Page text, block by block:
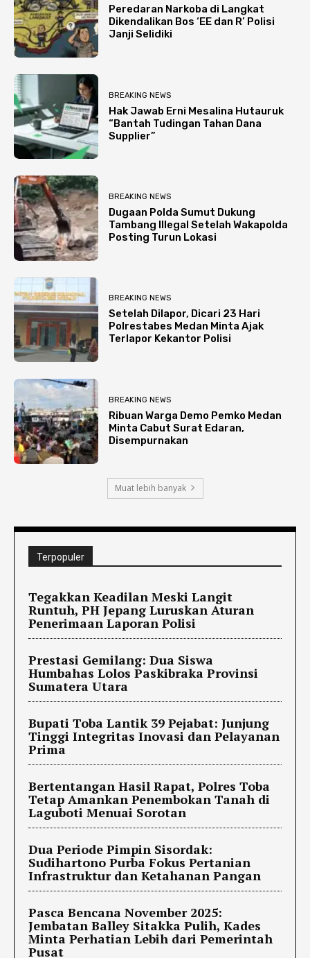
Peredaran Narkoba di Langkat
Dikendalikan Bos ‘EE dan R’ Polisi
Janji Selidiki
BREAKING NEWS
Hak Jawab Erni Mesalina Hutauruk
“Bantah Tudingan Tahan Dana
Supplier”
BREAKING NEWS
Dugaan Polda Sumut Dukung
Tambang Illegal Setelah Wakapolda
Posting Turun Lokasi
BREAKING NEWS
Setelah Dilapor, Dicari 23 Hari
Polrestabes Medan Minta Ajak
Terlapor Kekantor Polisi
BREAKING NEWS
Ribuan Warga Demo Pemko Medan
Minta Cabut Surat Edaran,
Disempurnakan
Muat lebih banyak
Terpopuler
Tegakkan Keadilan Meski Langit
Runtuh, PH Jepang Luruskan Aturan
Penerimaan Laporan Polisi
Prestasi Gemilang: Dua Siswa
Humbahas Lolos Paskibraka Provinsi
Sumatera Utara
Bupati Toba Lantik 39 Pejabat: Junjung
Tinggi Integritas Inovasi dan Pelayanan
Prima
Bertentangan Hasil Rapat, Polres Toba
Tetap Amankan Penembokan Tanah di
Laguboti Menuai Sorotan
Dua Periode Pimpin Sisordak:
Sudihartono Purba Fokus Pertanian
Infrastruktur dan Ketahanan Pangan
Pasca Bencana November 2025:
Jembatan Balley Sitakka Pulih, Kades
Minta Perhatian Lebih dari Pemerintah
Pusat